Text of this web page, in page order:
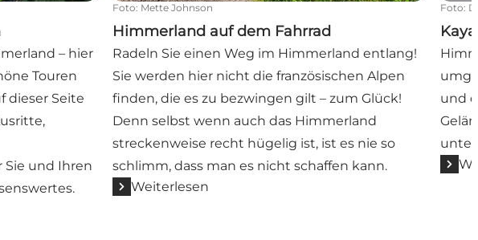
– hier
Touren
dieser Seite
und Ihren
Foto: Mette Johnson
Himmerland auf dem Fahrrad
Radeln Sie einen Weg im Himmerland entlang!
Sie werden hier nicht die französischen Alpen
finden, die es zu bezwingen gilt – zum Glück!
Denn selbst wenn auch das Himmerland
streckenweise recht hügelig ist, ist es nie so
schlimm, dass man es nicht schaffen kann.
Weiterlesen
Foto:
und